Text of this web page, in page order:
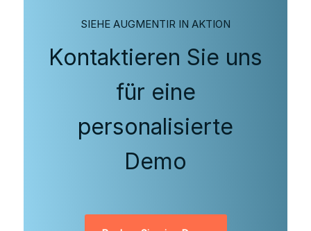
SIEHE AUGMENTIR IN AKTION
Kontaktieren Sie uns
für eine
personalisierte
Demo